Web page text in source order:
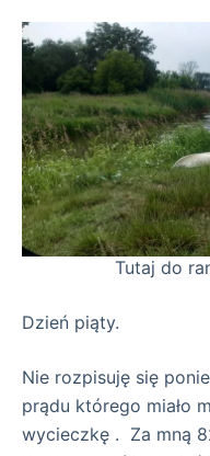
Tutaj do
Dzień piąty.
Nie rozpisuję się
prądu którego miało
wycieczkę . Za mną